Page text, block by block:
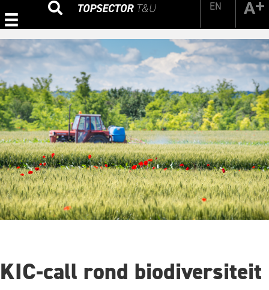
EN
Zoeken
KIC-call rond biodiversiteit